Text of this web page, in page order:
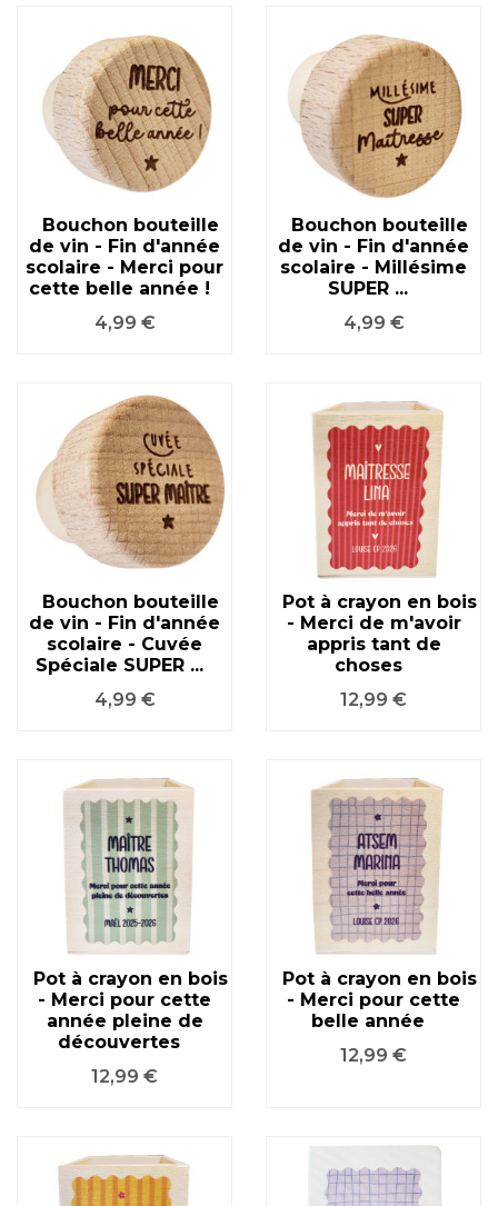
Bouchon bouteille
de vin - Fin d'année
scolaire - Merci pour
cette belle année !
Prix
4,99 €
Bouchon bouteille
de vin - Fin d'année
scolaire - Millésime
SUPER ...
Prix
4,99 €
Bouchon bouteille
de vin - Fin d'année
scolaire - Cuvée
Spéciale SUPER ...
Prix
4,99 €
Pot à crayon en bois
- Merci de m'avoir
appris tant de
choses
Prix
12,99 €
Pot à crayon en bois
- Merci pour cette
année pleine de
découvertes
Prix
12,99 €
Pot à crayon en bois
- Merci pour cette
belle année
Prix
12,99 €